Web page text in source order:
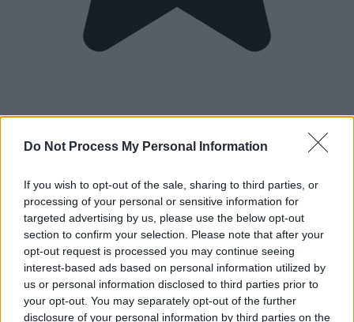
Do Not Process My Personal Information
If you wish to opt-out of the sale, sharing to third parties, or
processing of your personal or sensitive information for
targeted advertising by us, please use the below opt-out
section to confirm your selection. Please note that after your
opt-out request is processed you may continue seeing
interest-based ads based on personal information utilized by
us or personal information disclosed to third parties prior to
your opt-out. You may separately opt-out of the further
disclosure of your personal information by third parties on the